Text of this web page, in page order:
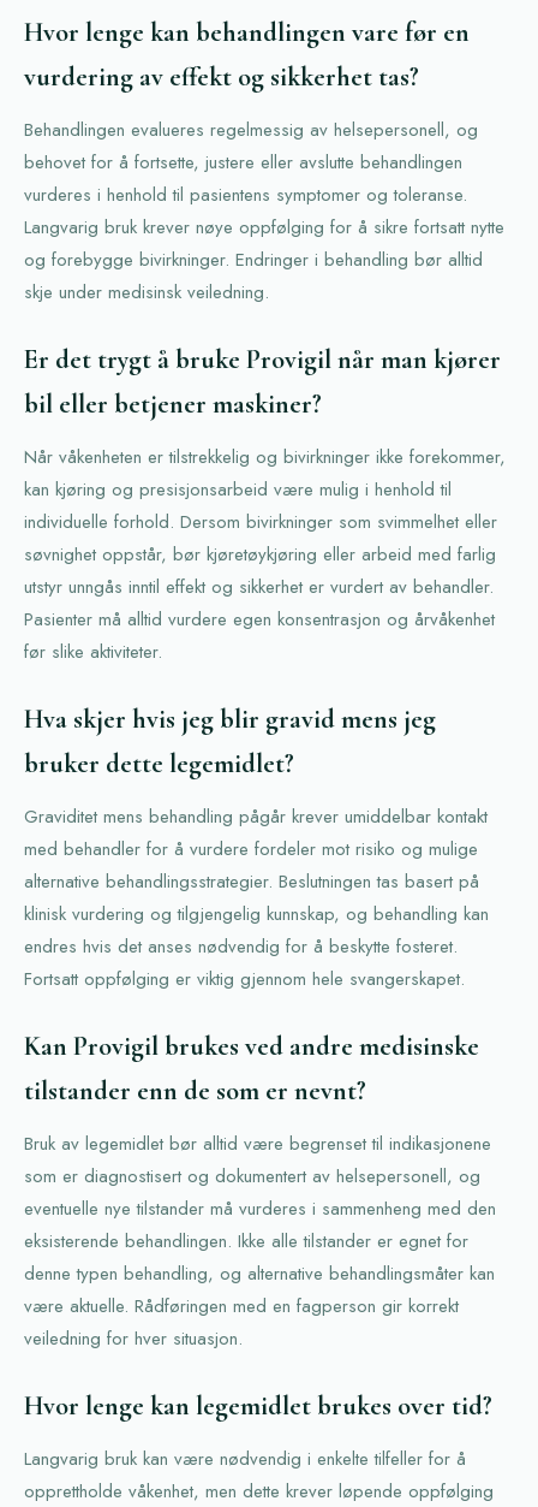
Hvor lenge kan behandlingen vare før en
vurdering av effekt og sikkerhet tas?
Behandlingen evalueres regelmessig av helsepersonell, og
behovet for å fortsette, justere eller avslutte behandlingen
vurderes i henhold til pasientens symptomer og toleranse.
Langvarig bruk krever nøye oppfølging for å sikre fortsatt nytte
og forebygge bivirkninger. Endringer i behandling bør alltid
skje under medisinsk veiledning.
Er det trygt å bruke Provigil når man kjører
bil eller betjener maskiner?
Når våkenheten er tilstrekkelig og bivirkninger ikke forekommer,
kan kjøring og presisjonsarbeid være mulig i henhold til
individuelle forhold. Dersom bivirkninger som svimmelhet eller
søvnighet oppstår, bør kjøretøykjøring eller arbeid med farlig
utstyr unngås inntil effekt og sikkerhet er vurdert av behandler.
Pasienter må alltid vurdere egen konsentrasjon og årvåkenhet
før slike aktiviteter.
Hva skjer hvis jeg blir gravid mens jeg
bruker dette legemidlet?
Graviditet mens behandling pågår krever umiddelbar kontakt
med behandler for å vurdere fordeler mot risiko og mulige
alternative behandlingsstrategier. Beslutningen tas basert på
klinisk vurdering og tilgjengelig kunnskap, og behandling kan
endres hvis det anses nødvendig for å beskytte fosteret.
Fortsatt oppfølging er viktig gjennom hele svangerskapet.
Kan Provigil brukes ved andre medisinske
tilstander enn de som er nevnt?
Bruk av legemidlet bør alltid være begrenset til indikasjonene
som er diagnostisert og dokumentert av helsepersonell, og
eventuelle nye tilstander må vurderes i sammenheng med den
eksisterende behandlingen. Ikke alle tilstander er egnet for
denne typen behandling, og alternative behandlingsmåter kan
være aktuelle. Rådføringen med en fagperson gir korrekt
veiledning for hver situasjon.
Hvor lenge kan legemidlet brukes over tid?
Langvarig bruk kan være nødvendig i enkelte tilfeller for å
opprettholde våkenhet, men dette krever løpende oppfølging